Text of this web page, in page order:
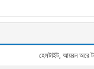
হেমটাইট, আয়রন অরে